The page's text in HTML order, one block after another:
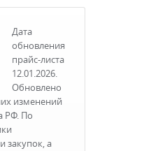
Дата
обновления
прайс-листа
12.01.2026.
Обновлено
изменений
РФ. По
закупок, а